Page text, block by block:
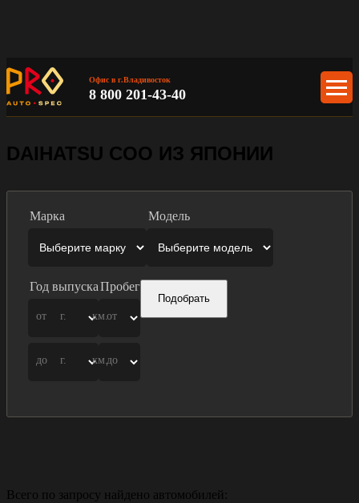
Офис в г.Владивосток
8 800 201-43-40
DAIHATSU COO ИЗ ЯПОНИИ
Марка Модель
Год выпуска
от г.
до г.
Пробег
от
км.
до
км.
Подобрать
Всего по запросу найдено автомобилей: